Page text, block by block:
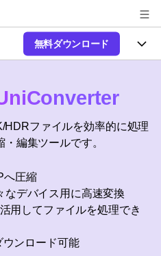
無料ダウンロード
トに
キストに変換
New
動画ファイルを
Hot
圧縮ツール
料圧縮
Hot
HDRファイルを効率的に処理
編集ツールです。
へ圧縮
なデバイス用に高速変換
用してファイルを処理でき
ンロード可能